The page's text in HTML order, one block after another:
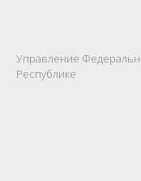
Управление
Республике